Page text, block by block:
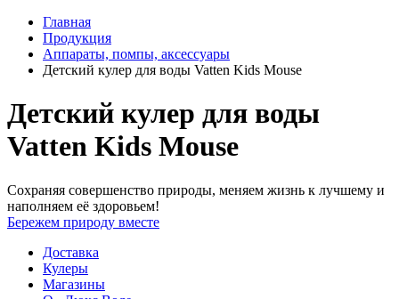
Главная
Продукция
Аппараты, помпы, аксессуары
Детский кулер для воды Vatten Kids Mouse
Детский кулер для воды
Vatten Kids Mouse
Сохраняя совершенство природы, меняем жизнь к лучшему и
наполняем её здоровьем!
Бережем природу вместе
Доставка
Кулеры
Магазины